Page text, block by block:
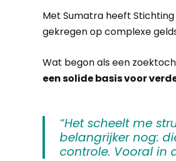
Met Sumatra heeft
gekregen op complexe
Wat begon als een
een solide basis voor
“Het scheelt me
belangrijker nog:
controle. Vooral in